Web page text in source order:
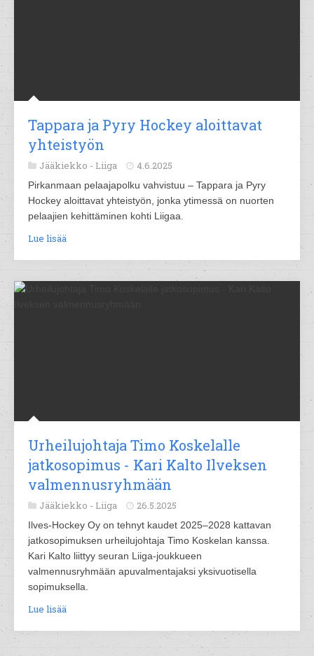
Tappara ja Pyry Hockey aloittavat
yhteistyön
Jääkiekko - Liiga 4.6.2025
Pirkanmaan pelaajapolku vahvistuu – Tappara ja Pyry
Hockey aloittavat yhteistyön, jonka ytimessä on nuorten
pelaajien kehittäminen kohti Liigaa.
Lue lisää
Urheilujohtaja Timo Koskelalle
jatkosopimus - Kari Kalto Ilveksen
valmennusryhmään
Jääkiekko - Liiga 26.5.2025
Ilves-Hockey Oy on tehnyt kaudet 2025–2028 kattavan
jatkosopimuksen urheilujohtaja Timo Koskelan kanssa.
Kari Kalto liittyy seuran Liiga-joukkueen
valmennusryhmään apuvalmentajaksi yksivuotisella
sopimuksella.
Lue lisää